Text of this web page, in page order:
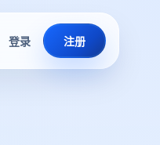
登录 注册